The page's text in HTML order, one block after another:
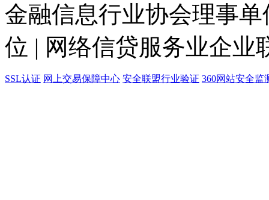
金融信息行业协会理事
位 | 网络信贷服务业企业
SSL认证 网上交易保障中心 安全联盟行业验证 360网站安全监